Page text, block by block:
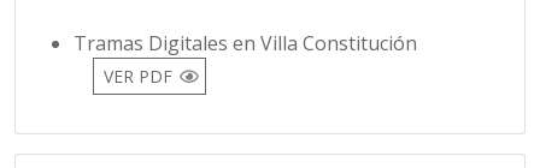
Tramas Digitales en Villa Constitución
VER PDF